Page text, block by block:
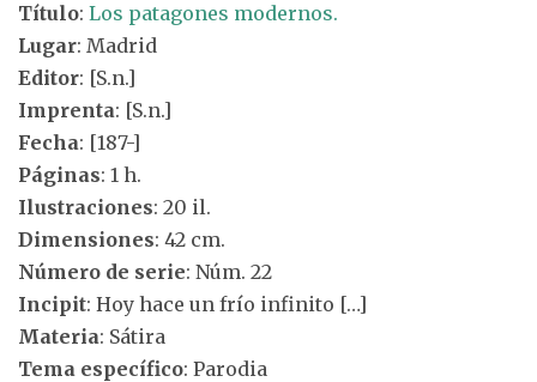
Título: Los patagones modernos.
Lugar: Madrid
Editor: [S.n.]
Imprenta: [S.n.]
Fecha: [187-]
Páginas: 1 h.
Ilustraciones: 20 il.
Dimensiones: 42 cm.
Número de serie: Núm. 22
Incipit: Hoy hace un frío infinito […]
Materia: Sátira
Tema específico: Parodia